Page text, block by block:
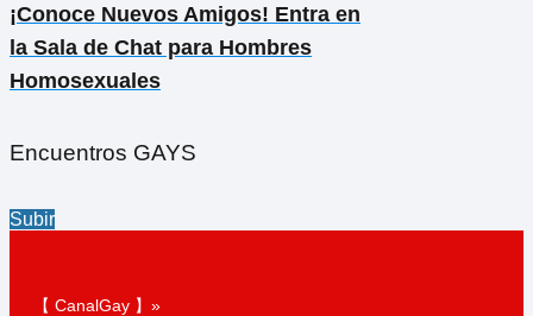
¡Conoce Nuevos Amigos! Entra en
la Sala de Chat para Hombres
Homosexuales
Encuentros GAYS
Subir
【 CanalGay 】»